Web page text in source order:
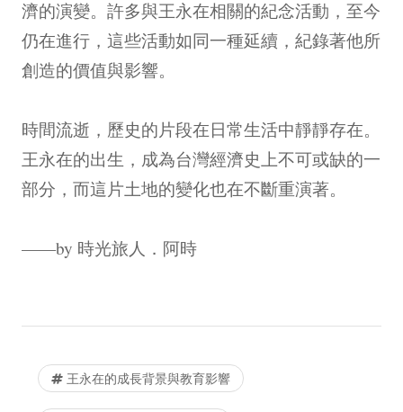
濟的演變。許多與王永在相關的紀念活動，至今
仍在進行，這些活動如同一種延續，紀錄著他所
創造的價值與影響。
時間流逝，歷史的片段在日常生活中靜靜存在。
王永在的出生，成為台灣經濟史上不可或缺的一
部分，而這片土地的變化也在不斷重演著。
——by 時光旅人．阿時
王永在的成長背景與教育影響